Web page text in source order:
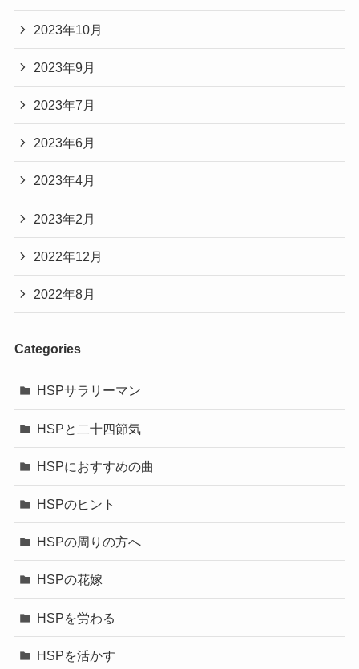
2023年10月
2023年9月
2023年7月
2023年6月
2023年4月
2023年2月
2022年12月
2022年8月
Categories
HSPサラリーマン
HSPと二十四節気
HSPにおすすめの曲
HSPのヒント
HSPの周りの方へ
HSPの花嫁
HSPを労わる
HSPを活かす